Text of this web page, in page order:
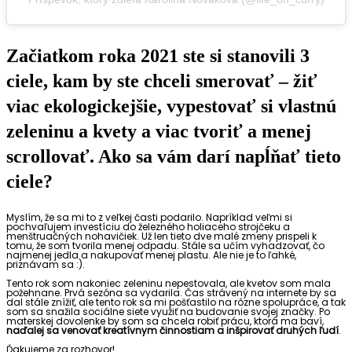
Začiatkom roka 2021 ste si stanovili 3
ciele, kam by ste chceli smerovať – žiť
viac ekologickejšie, vypestovať si vlastnú
zeleninu a kvety a viac tvoriť a menej
scrollovať. Ako sa vám darí napĺňať tieto
ciele?
Myslím, že sa mi to z veľkej časti podarilo. Napríklad veľmi si
pochvaľujem investíciu do železného holiaceho strojčeku a
menštruačných nohavičiek. Už len tieto dve malé zmeny prispeli k
tomu, že som tvorila menej odpadu. Stále sa učím vyhadzovať, čo
najmenej jedla a nakupovať menej plastu. Ale nie je to ľahké,
priznávam sa :).
Tento rok som nakoniec zeleninu nepestovala, ale kvetov som mala
požehnane. Prvá sezóna sa vydarila. Čas strávený na internete by sa
dal stále znížiť, ale tento rok sa mi pošťastilo na rôzne spolupráce, a tak
som sa snažila sociálne siete využiť na budovanie svojej značky. Po
materskej dovolenke by som sa chcela robiť prácu, ktorá ma baví,
naďalej sa venovať kreatívnym činnostiam a inšpirovať druhých ľudí.
Ďakujeme za rozhovor!